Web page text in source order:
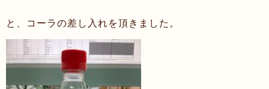
と、コーラの差し入れを頂きました。